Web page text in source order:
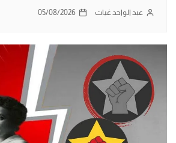
عبد الواحد غيات 05/08/2026